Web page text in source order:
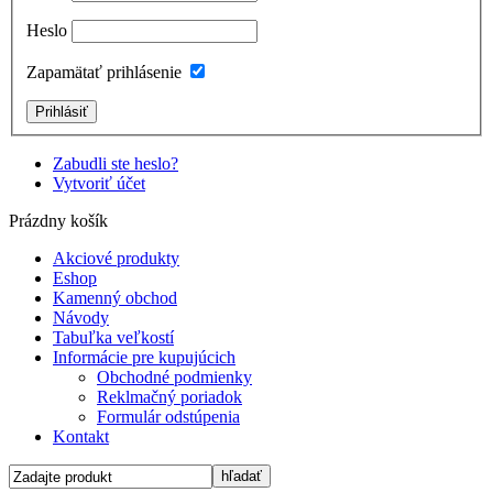
Heslo
Zapamätať prihlásenie
Zabudli ste heslo?
Vytvoriť účet
Prázdny košík
Akciové produkty
Eshop
Kamenný obchod
Návody
Tabuľka veľkostí
Informácie pre kupujúcich
Obchodné podmienky
Reklmačný poriadok
Formulár odstúpenia
Kontakt